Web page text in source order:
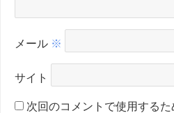
メール ※
サイト
次回のコメントで使用する